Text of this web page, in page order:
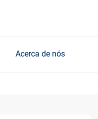
Acerca de nós